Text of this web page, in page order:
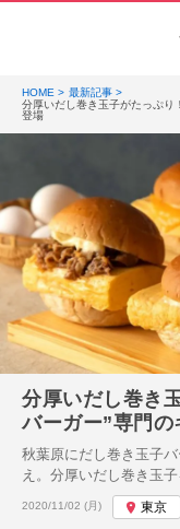
HOME
最新記事
分厚いだし巻き玉子がたっぷり
登場
分厚いだし巻き
バーガー”専門
秋葉原にだし巻き玉子
え。分厚いだし巻き玉
投稿日:
2020/11/02 (月) 東京